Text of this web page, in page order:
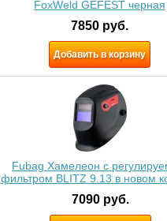
FoxWeld GEFEST черная
7850 руб.
Добавить в корзину
Fubag Хамелеон с
фильтром BLITZ 9.13 в новом
7090 руб.